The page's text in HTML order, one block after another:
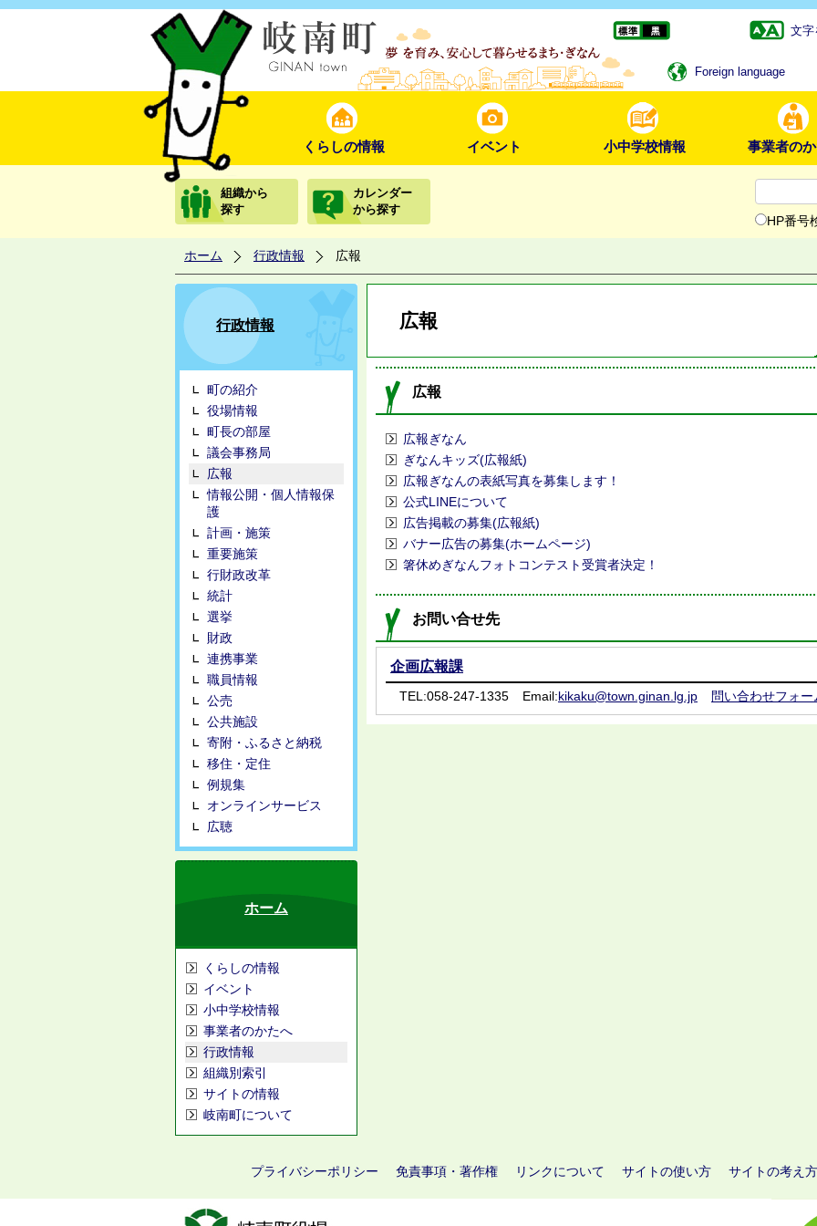
文字
Foreign language
くらしの情報 イベント 小中学校情報 事業者の
組織から
探す
カレンダー
から探す
HP番号
ホーム 行政情報 広報
行政情報
町の紹介
役場情報
町長の部屋
議会事務局
広報
情報公開・個人情報保
護
計画・施策
重要施策
行財政改革
統計
選挙
財政
連携事業
職員情報
公売
公共施設
寄附・ふるさと納税
移住・定住
例規集
オンラインサービス
広聴
ホーム
くらしの情報
イベント
小中学校情報
事業者のかたへ
行政情報
組織別索引
サイトの情報
岐南町について
広報
広報
広報ぎなん
ぎなんキッズ(広報紙)
広報ぎなんの表紙写真を募集します！
公式LINEについて
広告掲載の募集(広報紙)
バナー広告の募集(ホームページ)
箸休めぎなんフォトコンテスト受賞者決定！
お問い合せ先
企画広報課
TEL:058-247-1335 Email:kikaku@town.ginan.lg.jp 問い合わせフォー
プライバシーポリシー 免責事項・著作権 リンクについて サイトの使い方 サイトの考え方